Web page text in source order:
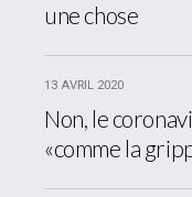
une chose
13 AVRIL 2020
Non, le
«comme la